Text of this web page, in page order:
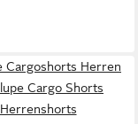
Cargoshorts Herren
Cargo Shorts
Herrenshorts